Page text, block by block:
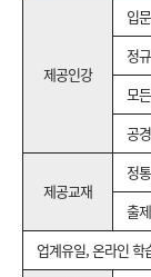
제공인강
입
정
모
공
제공교재
정
출
업계유일, 온라인 학